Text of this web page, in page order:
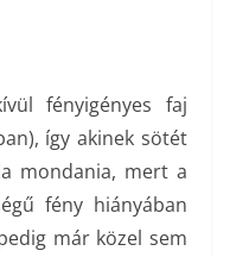
fényigényes faj
így akinek sötét
mondania, mert a
fény hiányában
már közel sem